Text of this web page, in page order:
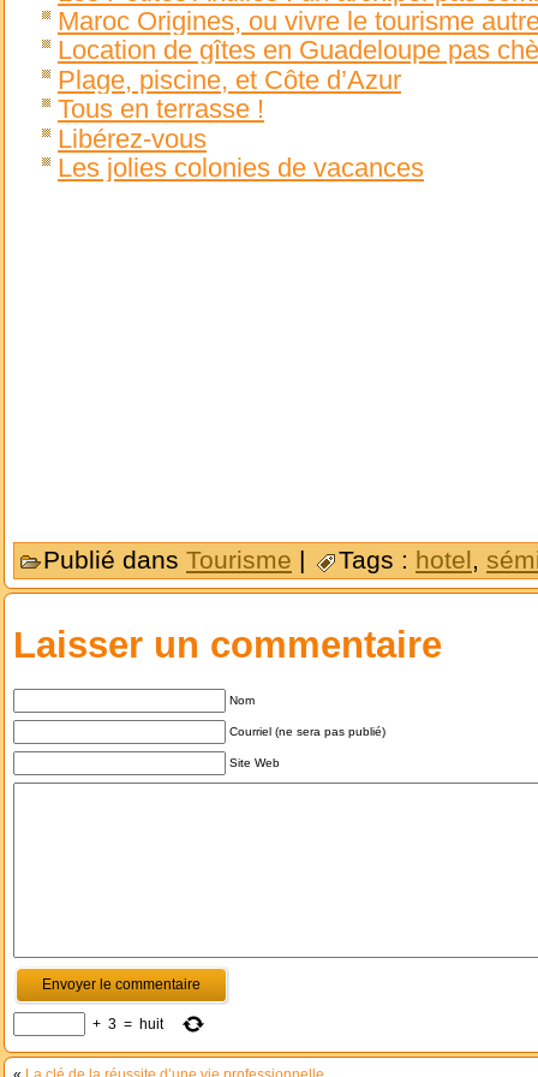
Maroc Origines, ou vivre le tourisme
Location de gîtes en Guadeloupe pas
Plage, piscine, et Côte d’Azur
Tous en terrasse !
Libérez-vous
Les jolies colonies de vacances
Publié dans Tourisme | Tags : hotel,
Laisser un commentaire
Nom
Courriel (ne sera pas publié)
Site Web
+ 3 = huit